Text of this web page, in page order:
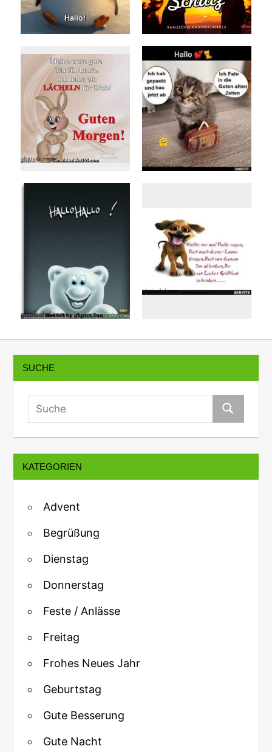
SUCHE
KATEGORIEN
Advent
Begrüßung
Dienstag
Donnerstag
Feste / Anlässe
Freitag
Frohes Neues Jahr
Geburtstag
Gute Besserung
Gute Nacht